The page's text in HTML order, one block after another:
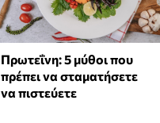
Πρωτεΐνη: 5 μύθοι που
πρέπει να σταματήσετε
να πιστεύετε